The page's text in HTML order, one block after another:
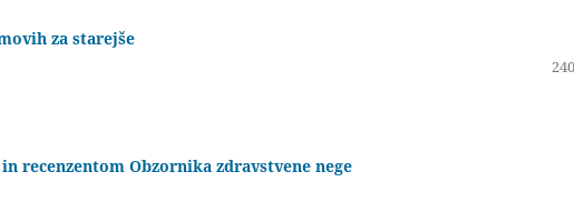
za starejše
recenzentom Obzornika zdravstvene nege